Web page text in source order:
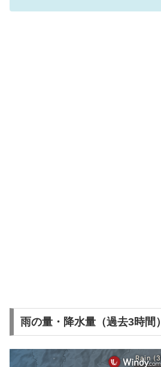
雨の量・降水量（過去3時間）